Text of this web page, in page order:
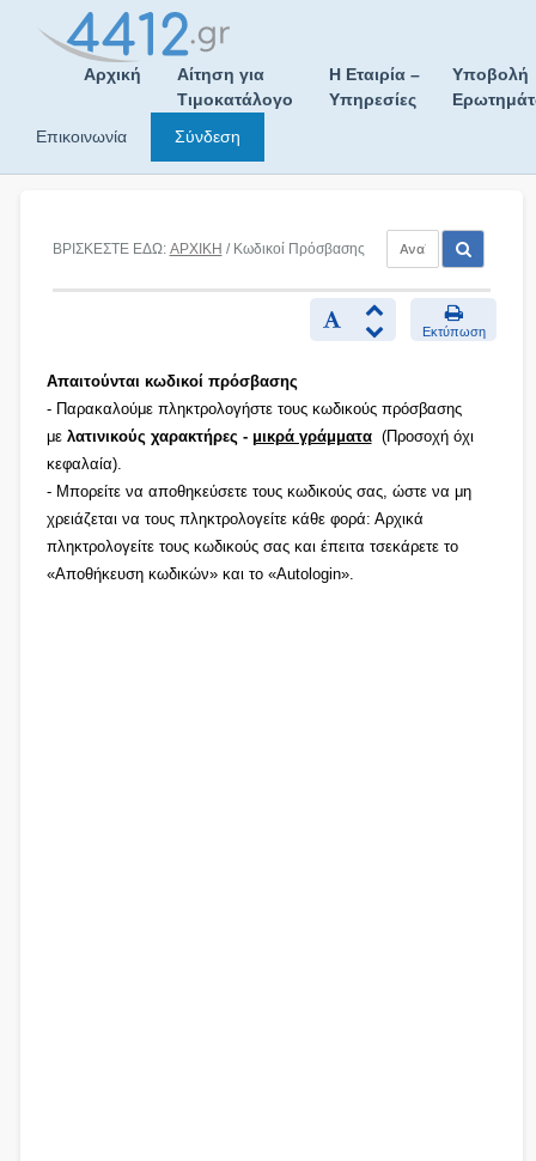
Αρχική
Αίτηση για
Τιμοκατάλογο
Η Εταιρία –
Υπηρεσίες
Υποβολή
Επικοινωνία
Σύνδεση
ΒΡΙΣΚΕΣΤΕ ΕΔΩ: ΑΡΧΙΚΗ / Κωδικοί Πρόσβασης
Εκτύπωση
Απαιτούνται κωδικοί πρόσβασης
- Παρακαλούμε πληκτρολογήστε τους κωδικούς πρόσβασης
με λατινικούς χαρακτήρες - μικρά γράμματα(Προσοχή όχι
κεφαλαία).
- Μπορείτε να αποθηκεύσετε τους κωδικούς σας, ώστε να μη
χρειάζεται να τους πληκτρολογείτε κάθε φορά: Αρχικά
πληκτρολογείτε τους κωδικούς σας και έπειτα τσεκάρετε το
«Αποθήκευση κωδικών» και το «Autologin».